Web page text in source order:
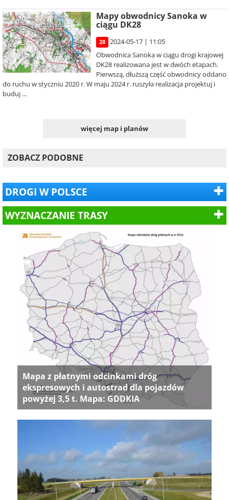
Mapy obwodnicy Sanoka w
ciągu DK28
28
2024-05-17 | 11:05
Obwodnica Sanoka w ciągu drogi krajowej
DK28 realizowana jest w dwóch etapach.
Pierwszą, dłuższą część obwodnicy oddano
do ruchu w styczniu 2020 r. W maju 2024 r. ruszyła realizacja projektuj i
buduj ...
więcej map i planów
ZOBACZ PODOBNE
DROGI W POLSCE
WYZNACZANIE TRASY
Mapa z płatnymi odcinkami dróg
ekspresowych i autostrad dla pojazdów
powyżej 3,5 t. Mapa: GDDKIA